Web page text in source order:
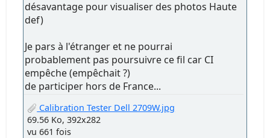
désavantage pour visualiser des photos Haute
def)
Je pars à l'étranger et ne pourrai
probablement pas poursuivre ce fil car CI
empêche (empêchait ?)
de participer hors de France...
Calibration Tester Dell 2709W.jpg
69.56 Ko, 392x282
vu 661 fois